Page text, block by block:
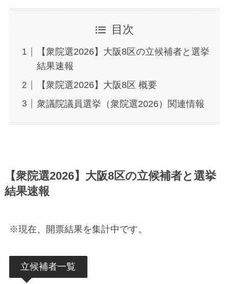
目次
【衆院選2026】大阪8区の立候補者と選挙
結果速報
【衆院選2026】大阪8区 概要
衆議院議員選挙（衆院選2026）関連情報
【衆院選2026】大阪8区の立候補者と選挙
結果速報
※現在、開票結果を集計中です。
立候補者一覧